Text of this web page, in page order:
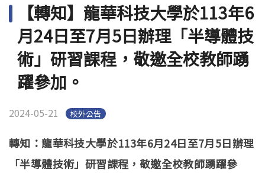
Open
借用項目
Open
AI專區
【轉知】龍華科技大學於113年6
月24日至7月5日辦理「半導體技
術」研習課程，敬邀全校教師踴
躍參加。
2024-05-21 校外公告
轉知：龍華科技大學於113年6月24日至7月5日辦理
「半導體技術」研習課程，敬邀全校教師踴躍參